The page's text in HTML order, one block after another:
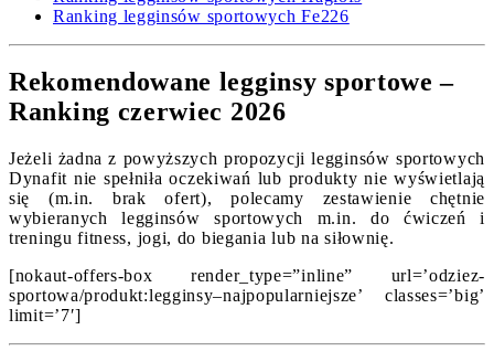
Ranking legginsów sportowych Fe226
Rekomendowane legginsy sportowe –
Ranking czerwiec 2026
Jeżeli żadna z powyższych propozycji legginsów sportowych
Dynafit nie spełniła oczekiwań lub produkty nie wyświetlają
się (m.in. brak ofert), polecamy zestawienie chętnie
wybieranych legginsów sportowych m.in. do ćwiczeń i
treningu fitness, jogi, do biegania lub na siłownię.
[nokaut-offers-box render_type=”inline” url=’odziez-
sportowa/produkt:legginsy–najpopularniejsze’ classes=’big’
limit=’7′]